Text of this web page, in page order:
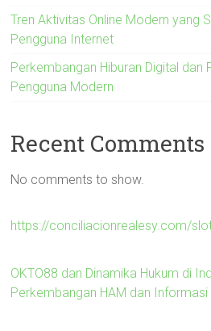
Tren Aktivitas Online Modern yang
Pengguna Internet
Perkembangan Hiburan Digital dan
Pengguna Modern
Recent Comments
No comments to show.
https://conciliacionrealesy.com/
OKTO88 dan Dinamika Hukum di
Perkembangan HAM dan Informasi